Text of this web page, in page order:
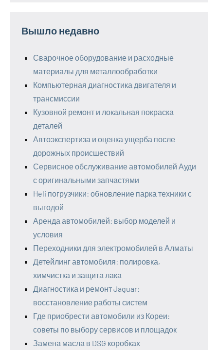
Вышло недавно
Сварочное оборудование и расходные
материалы для металлообработки
Компьютерная диагностика двигателя и
трансмиссии
Кузовной ремонт и локальная покраска
деталей
Автоэкспертиза и оценка ущерба после
дорожных происшествий
Сервисное обслуживание автомобилей Ауди
с оригинальными запчастями
Heli погрузчики: обновление парка техники с
выгодой
Аренда автомобилей: выбор моделей и
условия
Переходники для электромобилей в Алматы
Детейлинг автомобиля: полировка,
химчистка и защита лака
Диагностика и ремонт Jaguar:
восстановление работы систем
Где приобрести автомобили из Кореи:
советы по выбору сервисов и площадок
Замена масла в DSG коробках